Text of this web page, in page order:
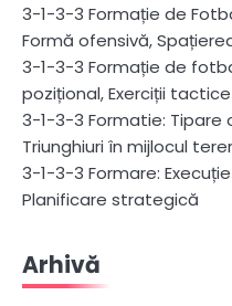
3-1-3-3 Formație de
Formă ofensivă,
3-1-3-3 Formație de
pozițional, Exerciții tactice
3-1-3-3 Formatie: Tipare
Triunghiuri în mijlocul
3-1-3-3 Formare:
Planificare strategică
Arhivă